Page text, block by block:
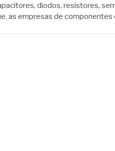
diodos, resistores,
as empresas de